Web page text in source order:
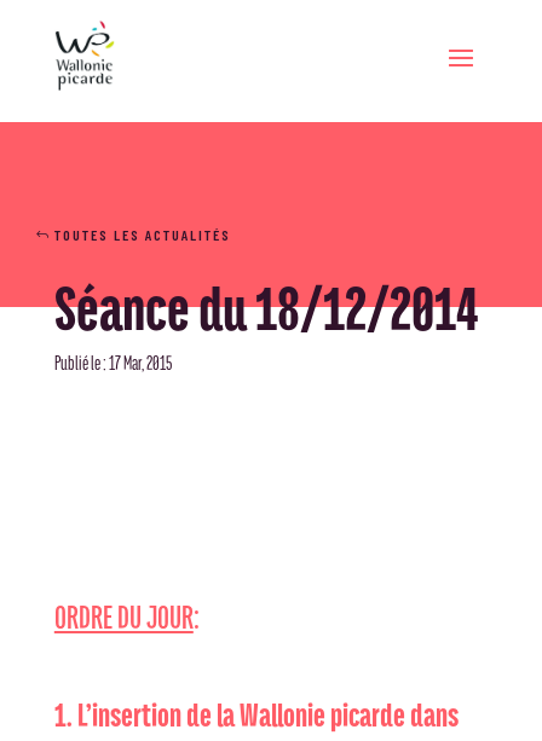
TOUTES LES ACTUALITÉS
Séance du 18/12/2014
Publié le : 17 Mar, 2015
ORDRE DU JOUR:
1. L’insertion de la Wallonie picarde dans